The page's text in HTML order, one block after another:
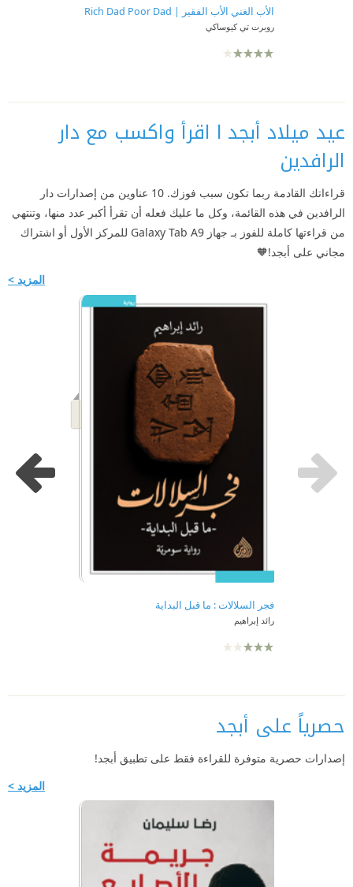
الأب الغني الأب الفقير | Rich Dad Poor Dad
روبرت تي كيوساكي
عيد ميلاد أبجد l اقرأ واكسب مع دار
الرافدين
قراءاتك القادمة ربما تكون سبب فوزك. 10 عناوين من إصدارات دار
الرافدين في هذه القائمة، وكل ما عليك فعله أن تقرأ أكبر عدد منها، وتنتهي
من قراءتها كاملة للفوز بـ جهاز Galaxy Tab A9 للمركز الأول أو اشتراك
مجاني على أبجد!🧡
المزيد >
فجر السلالات : ما قبل البداية
رائد إبراهيم
حصرياً على أبجد
إصدارات حصرية متوفرة للقراءة فقط على تطبيق أبجد!
المزيد >